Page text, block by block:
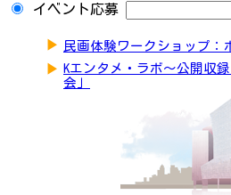
イベント応募
▶ 民画体験ワークショップ：
▶ Kエンタメ・ラボ～公開収
会」